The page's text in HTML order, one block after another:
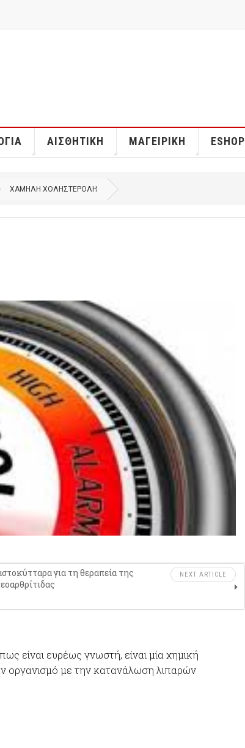
ΑΙΣΘΗΤΙΚΉ ΜΑΓΕΙΡΙΚΉ ESHOP
ΧΑΜΗΛΉ ΧΟΛΗΣΤΕΡΌΛΗ
NEXT ARTICLE
για τη θεραπεία της
είναι ευρέως γνωστή, είναι μία χημική
οργανισμό με την κατανάλωση λιπαρών